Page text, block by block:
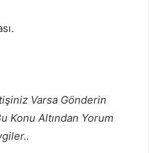
Varsa Gönderin
Konu Altından Yorum